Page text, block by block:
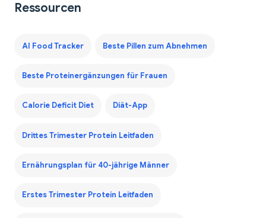
Ressourcen
AI Food Tracker Beste Pillen zum Abnehmen
Beste Proteinergänzungen für Frauen
Calorie Deficit Diet Diät-App
Drittes Trimester Protein Leitfaden
Ernährungsplan für 40-jährige Männer
Erstes Trimester Protein Leitfaden